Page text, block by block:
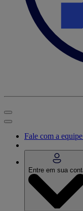
Fale com a
Entre em sua